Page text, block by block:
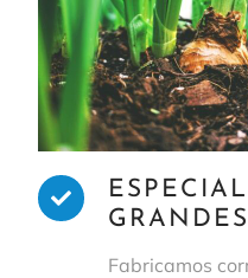
Fabricamos